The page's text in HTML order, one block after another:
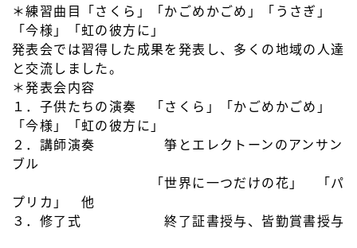
＊練習曲目「さくら」「かごめかごめ」「うさぎ」
「今様」「虹の彼方に」
発表会では習得した成果を発表し、多くの地域の人達
と交流しました。
＊発表会内容
１．子供たちの演奏 「さくら」「かごめかごめ」
「今様」「虹の彼方に」
２．講師演奏 箏とエレクトーンのアンサン
ブル
「世界に一つだけの花」 「パ
プリカ」 他
３．修了式 終了証書授与、皆勤賞書授与